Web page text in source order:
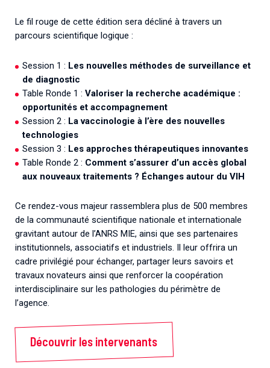
Le fil rouge de cette édition sera décliné à travers un
parcours scientifique logique :
Session 1 : Les nouvelles méthodes de surveillance et
de diagnostic
Table Ronde 1 : Valoriser la recherche académique :
opportunités et accompagnement
Session 2 : La vaccinologie à l’ère des nouvelles
technologies
Session 3 : Les approches thérapeutiques innovantes
Table Ronde 2 : Comment s’assurer d’un accès global
aux nouveaux traitements ? Échanges autour du VIH
Ce rendez-vous majeur rassemblera plus de 500 membres
de la communauté scientifique nationale et internationale
gravitant autour de l’ANRS MIE, ainsi que ses partenaires
institutionnels, associatifs et industriels. Il leur offrira un
cadre privilégié pour échanger, partager leurs savoirs et
travaux novateurs ainsi que renforcer la coopération
interdisciplinaire sur les pathologies du périmètre de
l’agence.
Découvrir les intervenants